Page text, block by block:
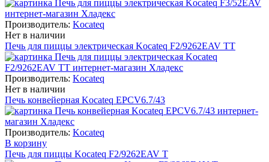
Производитель: Kocateq
Нет в наличии
Печь для пиццы электрическая Kocateq F2/9262EAV TT
Производитель: Kocateq
Нет в наличии
Печь конвейерная Kocateq EPCV6.7/43
Производитель: Kocateq
В корзину
Печь для пиццы Kocateq F2/9262EAV T